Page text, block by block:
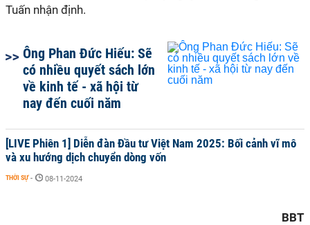
Tuấn nhận định.
Ông Phan Đức Hiếu: Sẽ
có nhiều quyết sách lớn
về kinh tế - xã hội từ
nay đến cuối năm
[LIVE Phiên 1] Diễn đàn Đầu tư Việt Nam 2025: Bối cảnh vĩ mô
và xu hướng dịch chuyển dòng vốn
THỜI SỰ - 08-11-2024
BBT